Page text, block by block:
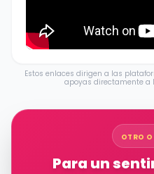
Estos enlaces dirigen a las
apoyas directamente a
OTRO
Para un